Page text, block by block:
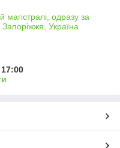
одразу за
Україна